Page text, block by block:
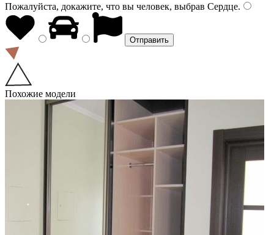
Пожалуйста, докажите, что вы человек, выбрав Сердце.
Похожие модели